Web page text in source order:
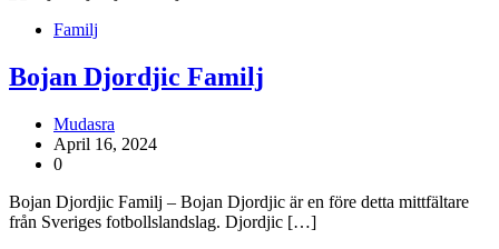
Familj
Bojan Djordjic Familj
Mudasra
April 16, 2024
0
Bojan Djordjic Familj – Bojan Djordjic är en före detta mittfältare
från Sveriges fotbollslandslag. Djordjic […]